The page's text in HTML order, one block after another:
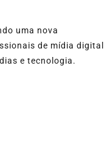
uma nova
de mídia digital
e tecnologia.